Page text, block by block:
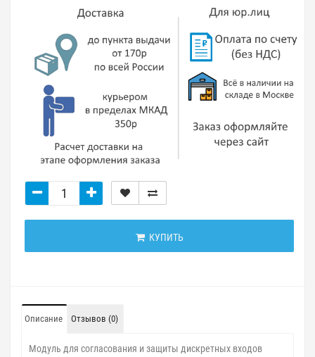
КУПИТЬ
Описание Отзывов (0)
Модуль для согласования и защиты дискретных входов